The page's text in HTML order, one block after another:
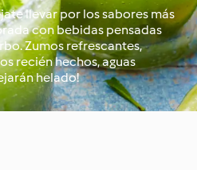
llevar por los sabores más
con bebidas pensadas
Zumos refrescantes,
recién hechos, aguas
helado!